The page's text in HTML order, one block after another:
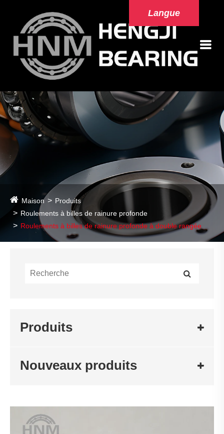
Langue
Maison
Produits
Roulements à billes de rainure profonde
Roulements à billes de rainure profonde à double rangée
Produits
Nouveaux produits